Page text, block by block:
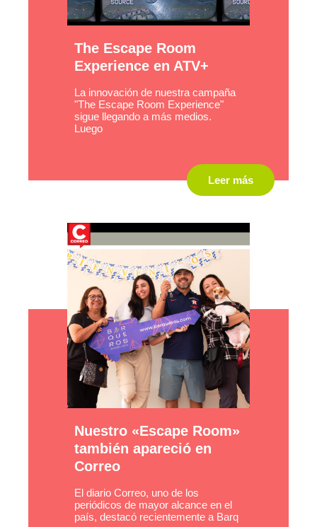
The Escape Room
Experience en ATV+
La innovación de nuestra campaña
"The Escape Room Experience"
sigue llegando a más medios.
Luego
Leer más
Nuestro «Escape Room»
también apareció en
Correo
El diario Correo, uno de los
periódicos de mayor alcance en el
país, destacó recientemente a Barq